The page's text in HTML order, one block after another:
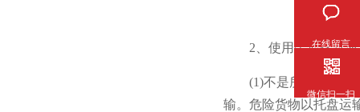
2、使用金属托盘应
(1)不是所有货物都可
输。危险货物以托盘运
在线留言
微信扫一扫